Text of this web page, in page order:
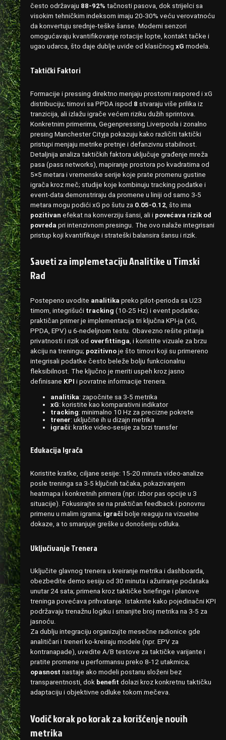
često održavaju 88-92% tačnosti pasova, dok strijelci sa
visokim tehničkim indeksom imaju 20-30% veću verovatnoću
da konvertuju srednje-teške šanse. Moderni senzori
omogućavaju kvantifikovanje rotacije lopte, kontakt tačke i
ugao udarca, što daje dublje uvide od klasičnog xG modela.
Taktički Faktori
Formacije i pressing direktno menjaju prostorni raspored i xG
distribuciju; timovi sa PPDA ispod 8 stvaraju više prilika iz
tranzicija, ali izlažu igrače većem riziku dužih sprintova.
Konkretnim primerima, Gegenpressing Liverpoola i zonalno
presing Manchester Cityja pokazuju kako različiti taktički
pristupi menjaju metrike pretnje i defanzivnu stabilnost.
Detaljnija analiza taktičkih faktora uključuje građenje mreža
pasa (pass networks), mapiranje prostora po kvadratima od
5×5 metara i vremenske serije koje prate promenu gustine
igrača kroz meč; studije koje kombinuju tracking podatke i
event-data demonstriraju da promene u liniji od samo 3-5
metara mogu podići xG po šutu za 0.05-0.12 , što ima
pozitivan efekat na konverziju šansi, ali i povećava rizik od
povreda pri intenzivnom presingu. The ovo nalaže integrisani
pristup koji kvantifikuje i strateški balansira šansu i rizik.
Saveti za implemetaciju Analitike u Timski
Rad
Postepeno uvodite analitika preko pilot-perioda sa U23
timom, integrišući tracking (10-25 Hz) i event podatke;
praktičan primer je implementacija tri ključna KPI-ja (xG,
PPDA, EPV) u 6‑nedeljnom testu. Obavezno rešite pitanja
privatnosti i rizik od overfittinga , i koristite vizuale za brzu
akciju na treningu; pozitivno je što timovi koji su primereno
integrisali podatke često beleže bolju funkcionalnu
fleksibilnost. The ključno je meriti uspeh kroz jasno
definisane KPI i povratne informacije trenera.
analitika: započnite sa 3‑5 metrika
xG: koristite kao komparativni indikator
tracking: minimalno 10 Hz za precizne pokrete
trener: uključite ih u dizajn metrika
igrači: kratke video-sesije za brzi transfer
Edukacija Igrača
Koristite kratke, ciljane sesije: 15-20 minuta video-analize
posle treninga sa 3-5 ključnih tačaka, pokazivanjem
heatmapa i konkretnih primera (npr. izbor pas opcije u 3
situacije). Fokusirajte se na praktičan feedback i ponovnu
primenu u malim igrama; igrači bolje reaguju na vizuelne
dokaze, a to smanjuje greške u donošenju odluka.
Uključivanje Trenera
Uključite glavnog trenera u kreiranje metrika i dashboarda,
obezbedite demo sesiju od 30 minuta i ažuriranje podataka
unutar 24 sata; primena kroz taktičke briefinge i planove
treninga povećava prihvatanje. Istaknite kako pojedinačni KPI
podržavaju trenažnu logiku i smanjite broj metrika na 3-5 za
jasnoću.
Za dublju integraciju organizujte mesečne radionice gde
analitičari i treneri ko-kreiraju modele (npr. EPV za
kontranapade), uvedite A/B testove za taktičke varijante i
pratite promene u performansu preko 8-12 utakmica;
opasnost nastaje ako modeli postanu složeni bez
transparentnosti, dok benefit dolazi kroz konkretnu taktičku
adaptaciju i objektivne odluke tokom mečeva.
Vodič korak po korak za korišćenje novih
metrika